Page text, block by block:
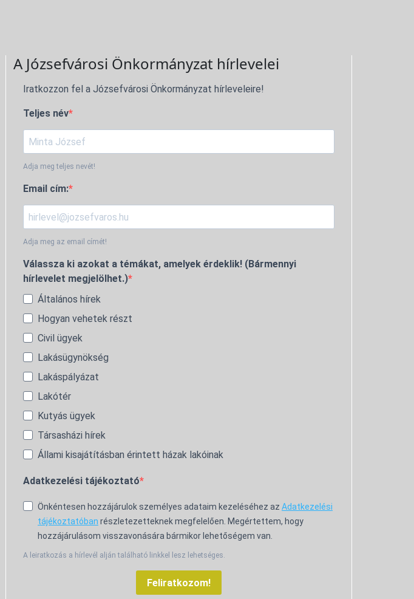
A Józsefvárosi Önkormányzat hírlevelei
Iratkozzon fel a Józsefvárosi Önkormányzat hírleveleire!
Teljes név
Adja meg teljes nevét!
Email cím:
Adja meg az email címét!
Válassza ki azokat a témákat, amelyek érdeklik! (Bármennyi
hírlevelet megjelölhet.)
Általános hírek
Hogyan vehetek részt
Civil ügyek
Lakásügynökség
Lakáspályázat
Lakótér
Kutyás ügyek
Társasházi hírek
Állami kisajátításban érintett házak lakóinak
Adatkezelési tájékoztató
Önkéntesen hozzájárulok személyes adataim kezeléséhez az Adatkezelési
tájékoztatóban részletezetteknek megfelelően. Megértettem, hogy
hozzájárulásom visszavonására bármikor lehetőségem van.
A leiratkozás a hírlevél alján található linkkel lesz lehetséges.
Feliratkozom!